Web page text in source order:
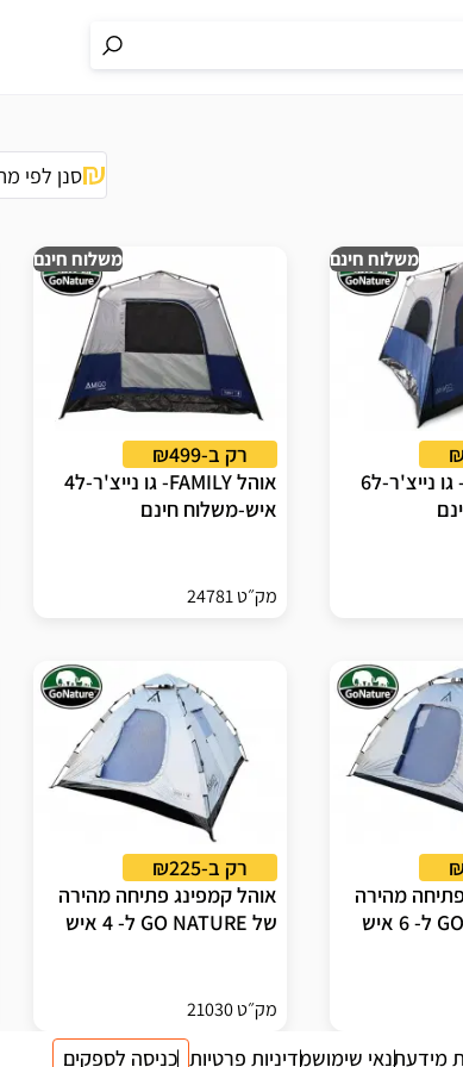
סנן לפי
משלוח חינם
אוהל FAMILY- גו נייצ'ר-ל6
משלוח חינם
רק ב-₪499
אוהל FAMILY- גו נייצ'ר-ל4
איש-משלוח חינם
מק״ט 24781
מהירה
רק ב-₪225
אוהל קמפינג פתיחה מהירה
של GO NATURE ל- 4 איש
מק״ט 21030
מידעתנאי שימושמדיניות פרטיות כניסה לספקים